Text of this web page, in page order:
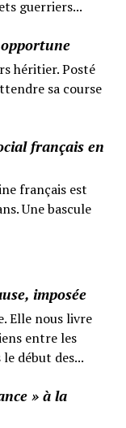
guerriers...
héritier. Posté
sa course
français en
français est
Une bascule
imposée
Elle nous livre
entre les
début des...
» à la